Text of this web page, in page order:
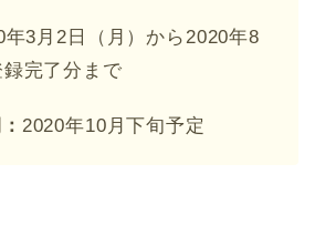
年3月2日（月）から2020年8
完了分まで
2020年10月下旬予定